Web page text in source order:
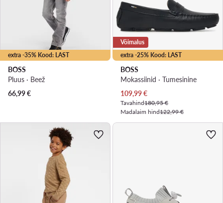
extra -35% Kood: LAST
BOSS
Pluus · Beež
66,99€
extra -25% Kood: LAST
Võimalus
BOSS
Mokassiinid · Tumesinine
Praegune hind
109,99€
Tavahind180,95 €
Madalaim hind122,99 €